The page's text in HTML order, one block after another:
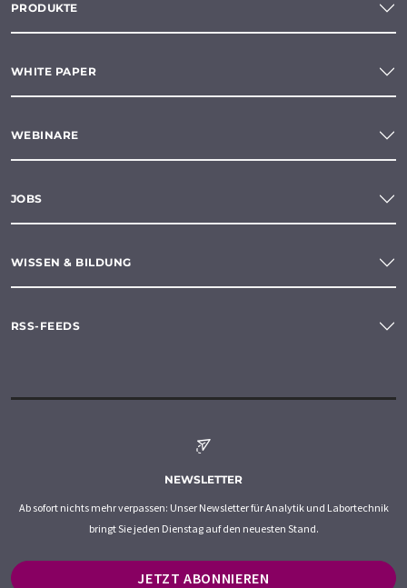
PRODUKTE
WHITE PAPER
WEBINARE
JOBS
WISSEN & BILDUNG
RSS-FEEDS
NEWSLETTER
Ab sofort nichts mehr verpassen: Unser Newsletter für Analytik und Labortechnik
bringt Sie jeden Dienstag auf den neuesten Stand.
JETZT ABONNIEREN